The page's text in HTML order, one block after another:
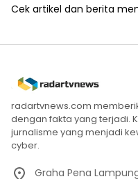
Cek artikel dan berita
radartvnews.com
dengan fakta yang terjadi.
jurnalisme yang menjadi
cyber.
Graha Pena